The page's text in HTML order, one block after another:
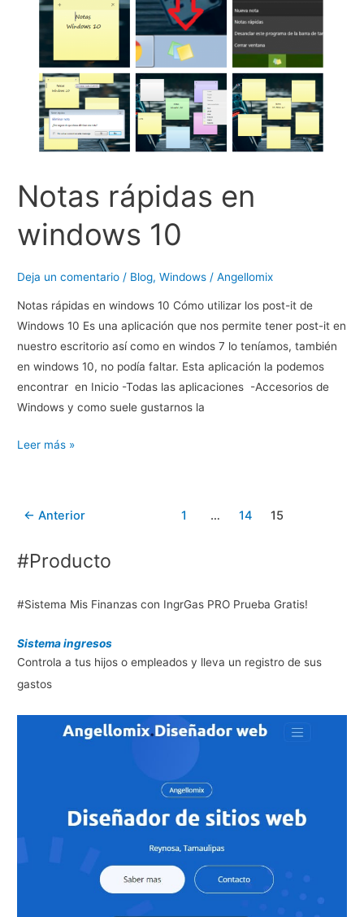
servidor
Notas rápidas en
windows 10
Deja un comentario / Blog,Windows /Angellomix
Notas rápidas en windows 10 Cómo utilizar los post-it de
Windows 10 Es una aplicación que nos permite tener post-it en
nuestro escritorio así como en windos 7 lo teníamos, también
en windows 10, no podía faltar. Esta aplicación la podemos
encontrar en Inicio -Todas las aplicaciones -Accesorios de
Windows y como suele gustarnos la
Notas
Leer más »
← Anterior 1 … 14 15
#Producto
#Sistema Mis Finanzas con IngrGas PRO Prueba Gratis!
Sistema ingresos
Controla a tus hijos o empleados y lleva un registro de sus
gastos